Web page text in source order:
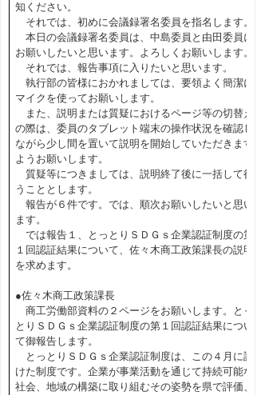
知ください。
それでは、初めに会議録署名委員を指名します。
本日の会議録署名委員は、中島委員と由田委員に
お願いしたいと思います。よろしくお願いします。
それでは、報告事項に入りたいと思います。
執行部の皆様におかれましては、要領よく簡潔に
マイクを使ってお願いします。
また、説明または質疑におけるページ等の切替え
の際は、委員のタブレット端末の操作状況を確認し
ながら少し間を置いて説明を開始していただきます
ようお願いします。
質疑等につきましては、説明終了後に一括して行
うこととします。
報告が６件です。では、順次お願いしたいと思い
ます。
では報告１、とっとりＳＤＧｓ企業認証制度の第
１回認証結果について、佐々木商工政策課長の説明
を求めます。
●佐々木商工政策課長
商工労働部資料の２ページをお願いします。とっ
とりＳＤＧｓ企業認証制度の第１回認証結果につい
て御報告します。
とっとりＳＤＧｓ企業認証制度は、この４月に設
けた制度です。企業が事業活動を通じて持続可能な
社会、地域の構築に取り組むその姿勢を県で評価、